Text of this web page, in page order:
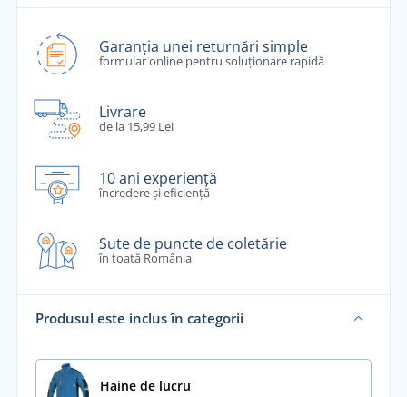
Garanția unei returnări simple
formular online pentru soluționare rapidă
Livrare
de la 15,99 Lei
10 ani experiență
încredere și eficiență
Sute de puncte de coletărie
în toată România
Produsul este inclus în categorii
Haine de lucru